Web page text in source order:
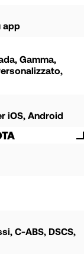
app
Gamma
iOS, Android
C-ABS, DSCS,